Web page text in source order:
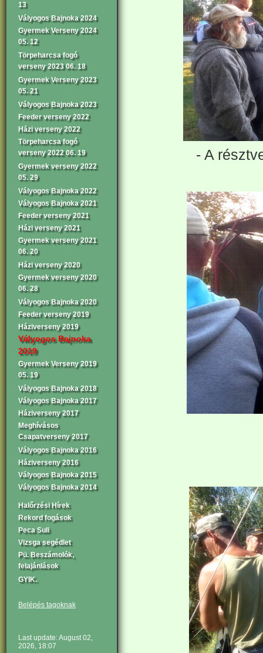
- A
13
Vályogos Bajnoka 2024
Gyermek Verseny 2024
05. 12
Törpeharcsa fogó
verseny 2023 06. 18
Gyermek Verseny 2023
05. 21
Vályogos Bajnoka 2023
Feeder verseny 2022
Házi verseny 2022
Törpeharcsa fogó
verseny 2022 06. 19
Gyermek verseny 2022
05. 29
Vályogos Bajnoka 2022
Vályogos Bajnoka 2021
Feeder verseny 2021
Házi verseny 2021
Gyermek verseny 2021
06. 20
Házi verseny 2020
Gyermek verseny 2020
06. 28
Vályogos Bajnoka 2020
Feeder verseny 2019
Háziverseny 2019
Vályogos Bajnoka
2019
Gyermek Verseny 2019
05. 19
Vályogos Bajnoka 2018
Vályogos Bajnoka 2017
Háziverseny 2017
Meghívásos
Csapatverseny 2017
Vályogos Bajnoka 2016
Háziverseny 2016
Vályogos Bajnoka 2015
Vályogos Bajnoka 2014
Halőrzési Hírek
Rekord fogások
Peca Suli
Vizsga segédlet
Pü. Beszámolók,
felajánlások
GYIK.
Belépés tagoknak
Last update: August 02,
2026, 18:07